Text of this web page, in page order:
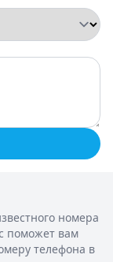
номера
поможет вам
телефона в